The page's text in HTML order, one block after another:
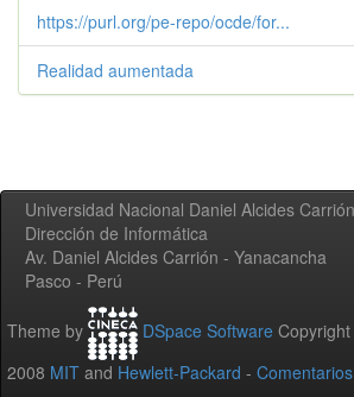
https://purl.org/pe-repo/ocde/for...
Realidad aumentada
Universidad Nacional Daniel Alcides Carrión
Dirección de Informática
Av. Daniel Alcides Carrión - Yanacancha
Pasco - Perú
Theme by DSpace Software
2008 MIT and Hewlett-Packard - Comentarios